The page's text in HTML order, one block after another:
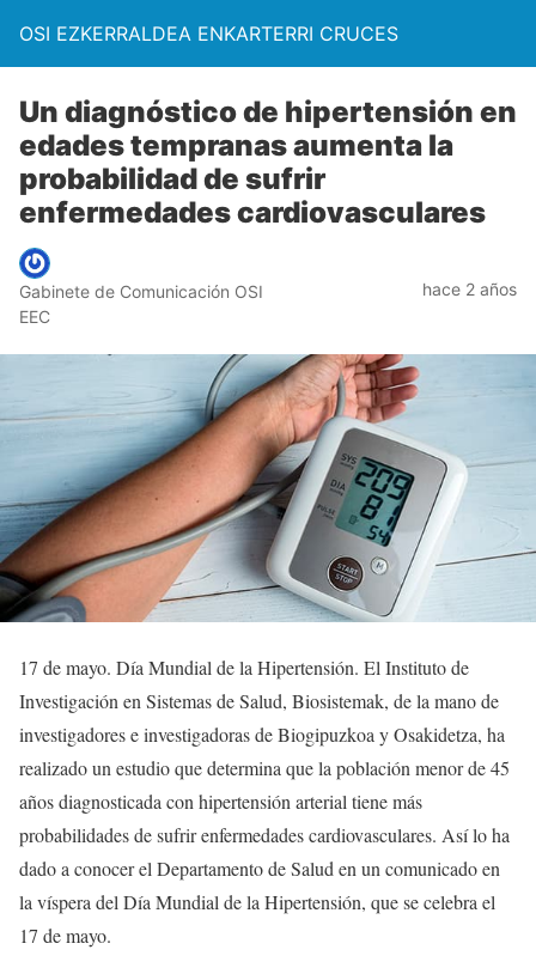
OSI EZKERRALDEA ENKARTERRI CRUCES
Un diagnóstico de hipertensión en
edades tempranas aumenta la
probabilidad de sufrir
enfermedades cardiovasculares
Gabinete de Comunicación OSI
EEC
hace 2 años
17 de mayo. Día Mundial de la Hipertensión. El Instituto de
Investigación en Sistemas de Salud, Biosistemak, de la mano de
investigadores e investigadoras de Biogipuzkoa y Osakidetza, ha
realizado un estudio que determina que la población menor de 45
años diagnosticada con hipertensión arterial tiene más
probabilidades de sufrir enfermedades cardiovasculares. Así lo ha
dado a conocer el Departamento de Salud en un comunicado en
la víspera del Día Mundial de la Hipertensión, que se celebra el
17 de mayo.